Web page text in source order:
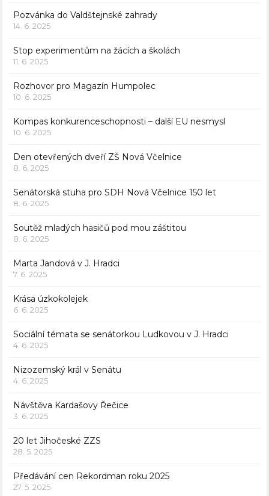
Pozvánka do Valdštejnské zahrady
14. 6. 2025
Stop experimentům na žácích a školách
11. 6. 2025
Rozhovor pro Magazín Humpolec
10. 6. 2025
Kompas konkurenceschopnosti – další EU nesmysl
10. 6. 2025
Den otevřených dveří ZŠ Nová Včelnice
8. 6. 2025
Senátorská stuha pro SDH Nová Včelnice 150 let
8. 6. 2025
Soutěž mladých hasičů pod mou záštitou
8. 6. 2025
Marta Jandová v J. Hradci
7. 6. 2025
Krása úzkokolejek
6. 6. 2025
Sociální témata se senátorkou Ludkovou v J. Hradci
4. 6. 2025
Nizozemský král v Senátu
4. 6. 2025
Návštěva Kardašovy Řečice
3. 6. 2025
20 let Jihočeské ZZS
28. 5. 2025
Předávání cen Rekordman roku 2025
27. 5. 2025